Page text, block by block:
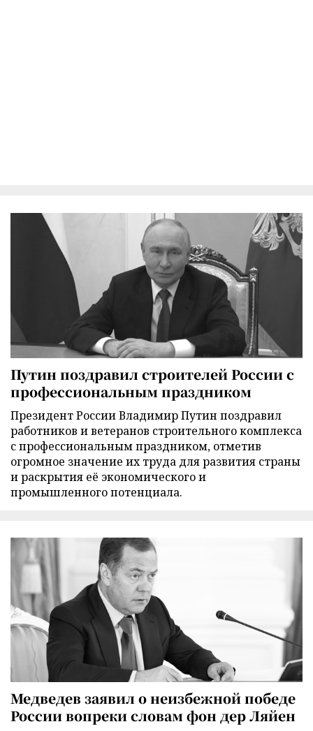
Путин поздравил строителей России с
профессиональным праздником
Президент России Владимир Путин поздравил
работников и ветеранов строительного комплекса
с профессиональным праздником, отметив
огромное значение их труда для развития страны
и раскрытия её экономического и
промышленного потенциала.
Медведев заявил о неизбежной победе
России вопреки словам фон дер Ляйен